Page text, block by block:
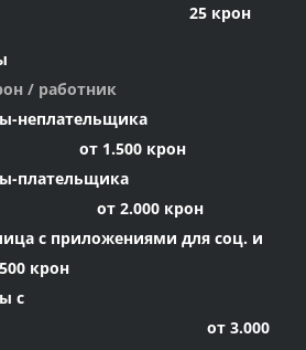
25 крон
/ работник
неплательщика
крон
плательщика
крон
с приложениями для соц. и
крон
с
от 3.000